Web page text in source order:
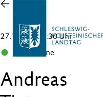
Zur
Übersicht
27.10.21 , 15:30 Uhr
B 90/Grüne
Andreas